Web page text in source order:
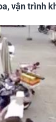
vận trình